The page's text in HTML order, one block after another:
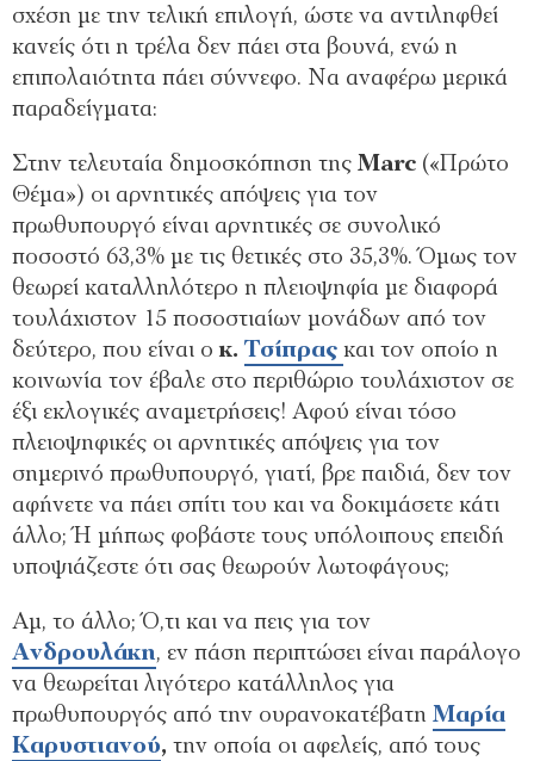
σχέση με την τελική επιλογή, ώστε να αντιληφθεί
κανείς ότι η τρέλα δεν πάει στα βουνά, ενώ η
επιπολαιότητα πάει σύννεφο. Να αναφέρω μερικά
παραδείγματα:
Στην τελευταία δημοσκόπηση της Marc («Πρώτο
Θέμα») οι αρνητικές απόψεις για τον
πρωθυπουργό είναι αρνητικές σε συνολικό
ποσοστό 63,3% με τις θετικές στο 35,3%. Όμως τον
θεωρεί καταλληλότερο η πλειοψηφία με διαφορά
τουλάχιστον 15 ποσοστιαίων μονάδων από τον
δεύτερο, που είναι οκ. Τσίπρας και τον οποίο η
κοινωνία τον έβαλε στο περιθώριο τουλάχιστον σε
έξι εκλογικές αναμετρήσεις! Αφού είναι τόσο
πλειοψηφικές οι αρνητικές απόψεις για τον
σημερινό πρωθυπουργό, γιατί, βρε παιδιά, δεν τον
αφήνετε να πάει σπίτι του και να δοκιμάσετε κάτι
άλλο; Ή μήπως φοβάστε τους υπόλοιπους επειδή
υποψιάζεστε ότι σας θεωρούν λωτοφάγους;
Αμ, το άλλο; Ό,τι και να πεις για τον
Ανδρουλάκη, εν πάση περιπτώσει είναι παράλογο
να θεωρείται λιγότερο κατάλληλος για
πρωθυπουργός από την ουρανοκατέβατη Μαρία
Καρυστιανού, την οποία οι αφελείς, από τους